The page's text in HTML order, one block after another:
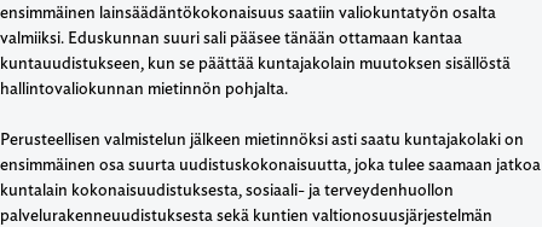
ensimmäinen lainsäädäntökokonaisuus saatiin valiokuntatyön osalta
valmiiksi. Eduskunnan suuri sali pääsee tänään ottamaan kantaa
kuntauudistukseen, kun se päättää kuntajakolain muutoksen sisällöstä
hallintovaliokunnan mietinnön pohjalta.
Perusteellisen valmistelun jälkeen mietinnöksi asti saatu kuntajakolaki on
ensimmäinen osa suurta uudistuskokonaisuutta, joka tulee saamaan jatkoa
kuntalain kokonaisuudistuksesta, sosiaali- ja terveydenhuollon
palvelurakenneuudistuksesta sekä kuntien valtionosuusjärjestelmän